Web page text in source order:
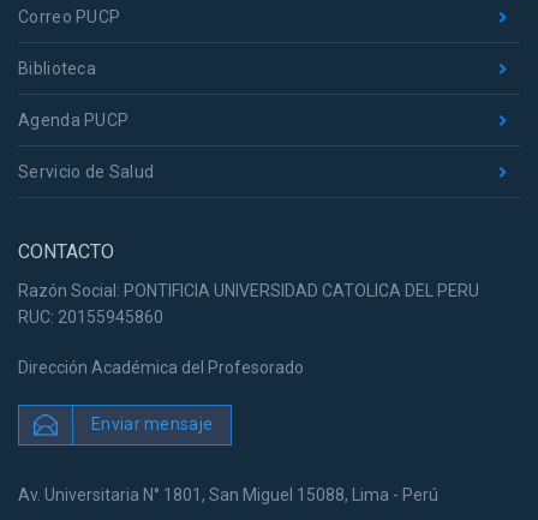
Correo PUCP
Biblioteca
Agenda PUCP
Servicio de Salud
CONTACTO
Razón Social: PONTIFICIA UNIVERSIDAD CATOLICA DEL PERU
RUC: 20155945860
Dirección Académica del Profesorado
Enviar mensaje
Av. Universitaria N° 1801, San Miguel 15088, Lima - Perú